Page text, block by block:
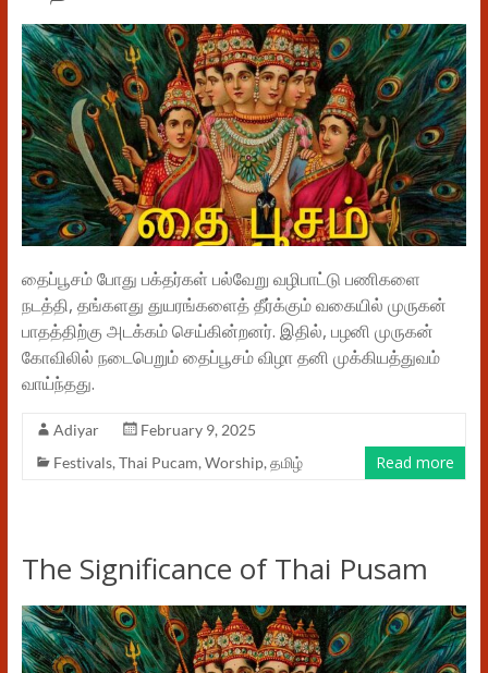
தைப்பூசம் போது பக்தர்கள் பல்வேறு வழிபாட்டு பணிகளை
நடத்தி, தங்களது துயரங்களைத் தீர்க்கும் வகையில் முருகன்
பாதத்திற்கு அடக்கம் செய்கின்றனர். இதில், பழனி முருகன்
கோவிலில் நடைபெறும் தைப்பூசம் விழா தனி முக்கியத்துவம்
வாய்ந்தது.
Adiyar
February 9, 2025
Festivals, Thai Pucam, Worship, தமிழ் Read more
The Significance of Thai Pusam